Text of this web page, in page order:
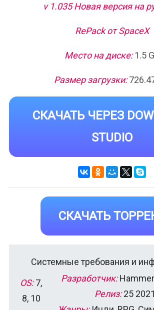
v 1.035 Новая версия на
RePack от SpaceX
Место на диске:1.5
Размер загрузки:
СКАЧАТЬ ЧЕРЕЗ
STUDIO
СКАЧАТЬ
Системные требования и
OS:7,
8, 10
Разработчик:
Релиз:25 2021